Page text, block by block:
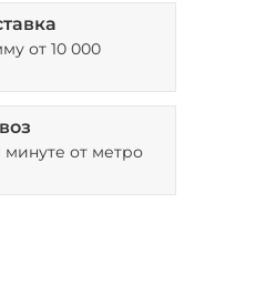
от 10 000
от метро